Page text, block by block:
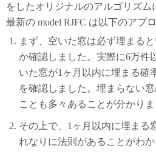
をしたオリジナルのアルゴリズム
最新の model RJFC は以下のアプ
まず、空いた窓は必ず埋まる
か確認しました。実際に6万件
いた窓が1ヶ月以内に埋まる確
を確認しました。埋まらない
ことも多々あることが分かりま
その上で、1ヶ月以内に埋まる
れなりに法則があることがわか